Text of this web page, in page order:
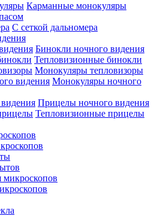
Карманные монокуляры
С сеткой дальномера
Бинокли ночного видения
Тепловизионные бинокли
Монокуляры тепловизоры
Монокуляры ночного
Прицелы ночного видения
Тепловизионные прицелы